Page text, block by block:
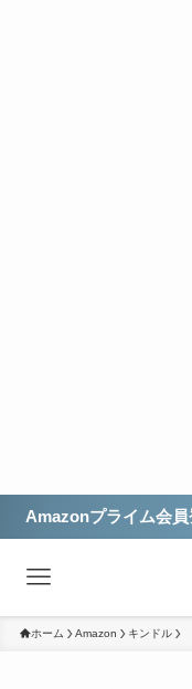
Amazonプライム会
ホーム Amazon キンドル